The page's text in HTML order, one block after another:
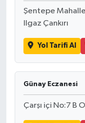
Şentepe
Ilgaz Çankırı
Yol Tarifi Al
Günay Eczanesi
Çarşı içi No:7 B